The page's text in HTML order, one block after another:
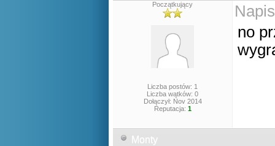
Początkujący
Liczba postów: 1
Liczba wątków: 0
Dołączył: Nov 2014
Reputacja: 1
no
Monty